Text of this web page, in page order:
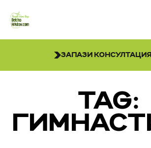
ЗАПАЗИ КОНСУЛТАЦИЯ
TAG: